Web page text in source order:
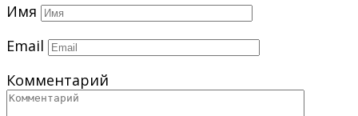
Имя
Email
Комментарий